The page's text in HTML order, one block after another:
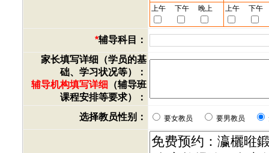
上午
下午 晚上 上午 下午
*辅导科目：
家长填写详细（学员的基
础、学习状况等）：
辅导机构填写详细 （辅导班
课程安排等要求）：
选择教员性别：
要女教员 要男教员